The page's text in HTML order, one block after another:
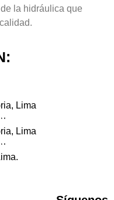
la hidráulica que
Lima
Lima